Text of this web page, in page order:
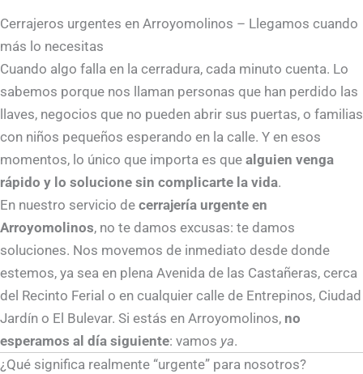
Cerrajeros urgentes en Arroyomolinos – Llegamos cuando
más lo necesitas
Cuando algo falla en la cerradura, cada minuto cuenta. Lo
sabemos porque nos llaman personas que han perdido las
llaves, negocios que no pueden abrir sus puertas, o familias
con niños pequeños esperando en la calle. Y en esos
momentos, lo único que importa es que alguien venga
rápido y lo solucione sin complicarte la vida.
En nuestro servicio de cerrajería urgente en
Arroyomolinos, no te damos excusas: te damos
soluciones. Nos movemos de inmediato desde donde
estemos, ya sea en plena Avenida de las Castañeras, cerca
del Recinto Ferial o en cualquier calle de Entrepinos, Ciudad
Jardín o El Bulevar. Si estás en Arroyomolinos, no
esperamos al día siguiente: vamos ya.
¿Qué significa realmente “urgente” para nosotros?